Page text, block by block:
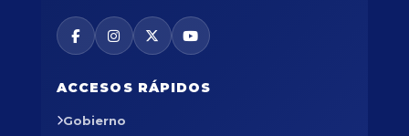
ACCESOS RÁPIDOS
Gobierno